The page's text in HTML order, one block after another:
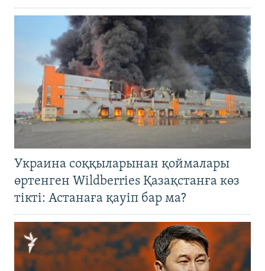
Украина соққыларынан қоймалары
өртенген Wildberries Қазақстанға көз
тікті: Астанаға қауіп бар ма?